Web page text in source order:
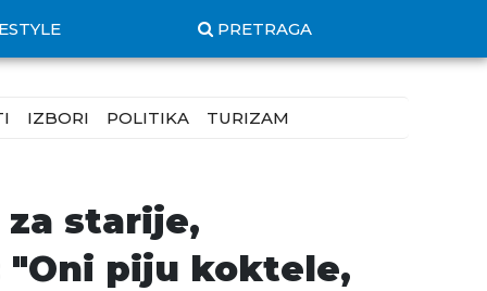
PRETRAGA
IZBORI POLITIKA TURIZAM
za starije,
piju koktele,